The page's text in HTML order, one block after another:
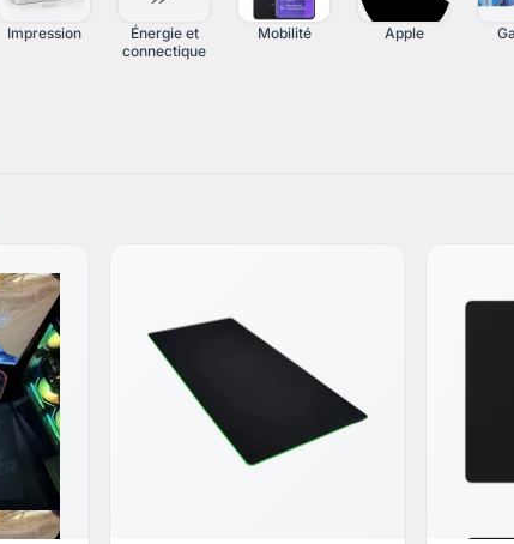
Voir plus
Impression
Énergie et
connectique
Mobilité Apple